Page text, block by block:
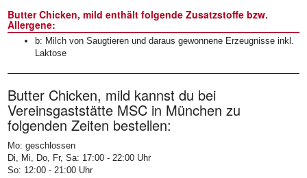
Butter Chicken, mild enthält folgende Zusatzstoffe bzw.
Allergene:
b: Milch von Saugtieren und daraus gewonnene Erzeugnisse inkl.
Laktose
Butter Chicken, mild kannst du bei
Vereinsgaststätte MSC in München zu
folgenden Zeiten bestellen:
Mo: geschlossen
Di, Mi, Do, Fr, Sa: 17:00 - 22:00 Uhr
So: 12:00 - 21:00 Uhr